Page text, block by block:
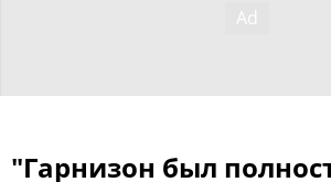
"Гарнизон был